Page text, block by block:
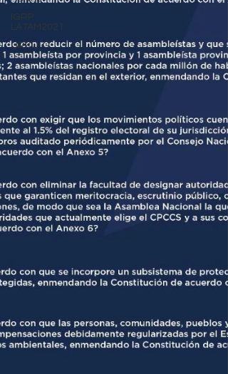
IGRP
LATAM2021
URKU